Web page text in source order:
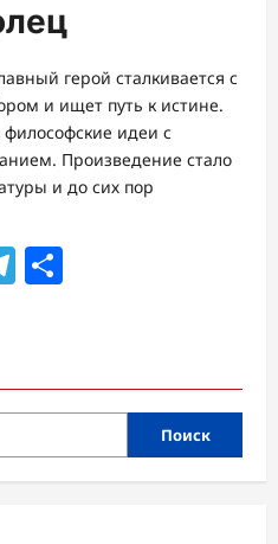
герой сталкивается с
и ищет путь к истине.
философские идеи с
Произведение стало
и до сих пор
Telegram
Поиск